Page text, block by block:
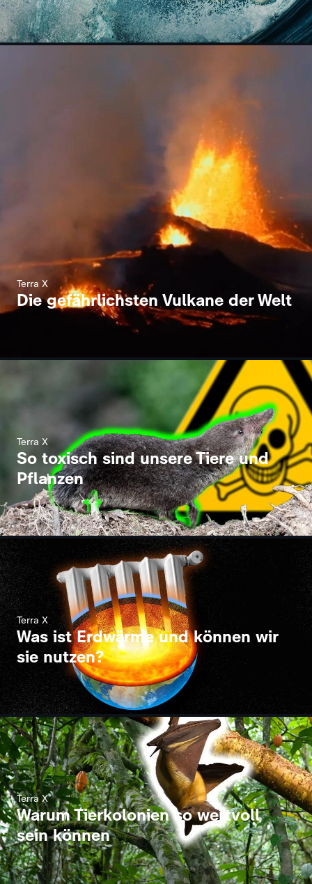
Terra X
Die gefährlichsten Vulkane der Welt
Terra X
So toxisch sind unsere Tiere und
Pflanzen
Terra X
Was ist Erdwärme und können wir
sie nutzen?
Terra X
Warum Tierkolonien so wertvoll
sein können